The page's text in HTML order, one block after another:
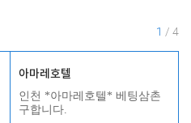
1 / 4
아마레호텔
인천 *아마레호텔* 베팅삼촌
구합니다.